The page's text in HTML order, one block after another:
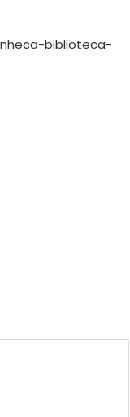
biblioteca-